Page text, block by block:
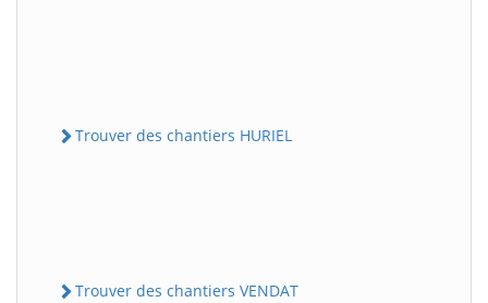
Trouver des chantiers HURIEL
Trouver des chantiers VENDAT